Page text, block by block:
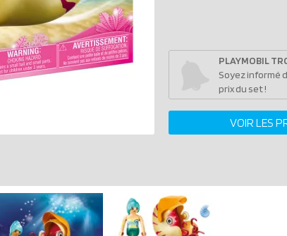
PLAYMOBIL
Soyez informé
prix du set !
VOIR LES